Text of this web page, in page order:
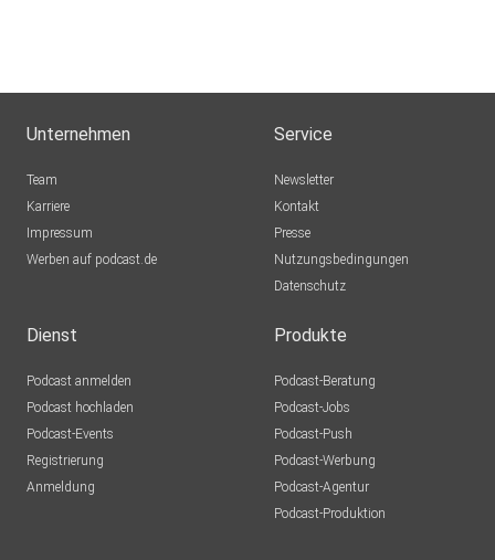
Unternehmen
Team
Karriere
Impressum
Werben auf podcast.de
Service
Newsletter
Kontakt
Presse
Nutzungsbedingungen
Datenschutz
Dienst
Podcast anmelden
Podcast hochladen
Podcast-Events
Registrierung
Anmeldung
Produkte
Podcast-Beratung
Podcast-Jobs
Podcast-Push
Podcast-Werbung
Podcast-Agentur
Podcast-Produktion